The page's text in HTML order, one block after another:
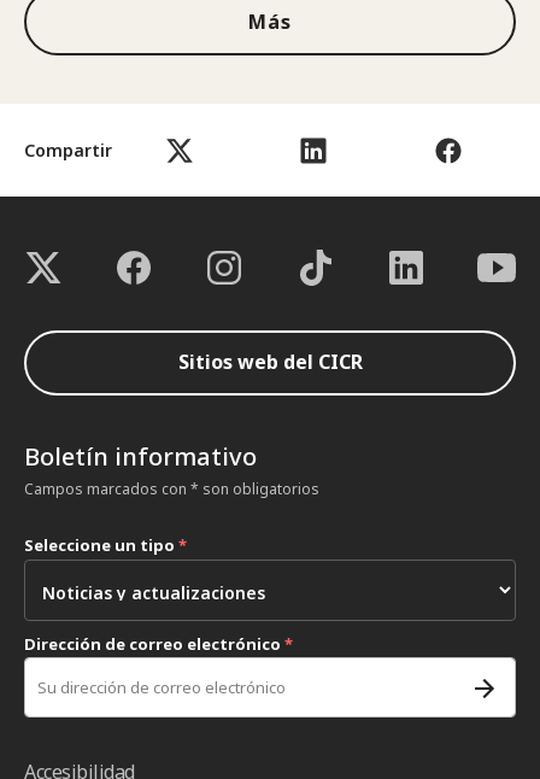
Compartir
Más
Sitios web del CICR
Boletín informativo
Campos marcados con * son obligatorios
Seleccione un tipo *
Dirección de correo electrónico *
Accesibilidad